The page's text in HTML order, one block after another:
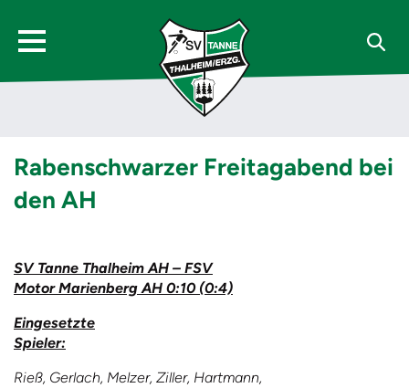
Rabenschwarzer Freitagabend bei
den AH
SV Tanne Thalheim AH – FSV
Motor Marienberg AH 0:10 (0:4)
Eingesetzte
Spieler:
Rieß, Gerlach, Melzer, Ziller, Hartmann,